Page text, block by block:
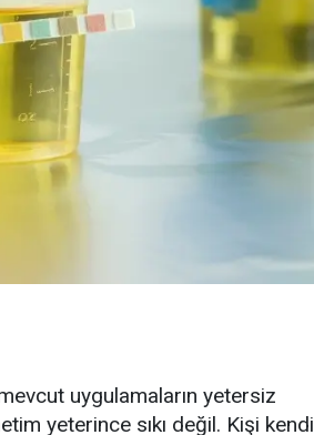
uygulamaların yetersiz
yeterince sıkı değil. Kişi kendi